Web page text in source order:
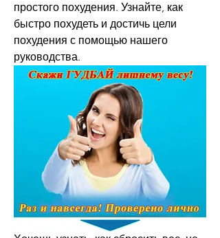
простого похудения. Узнайте, как
быстро похудеть и достичь цели
похудения с помощью нашего
руководства.